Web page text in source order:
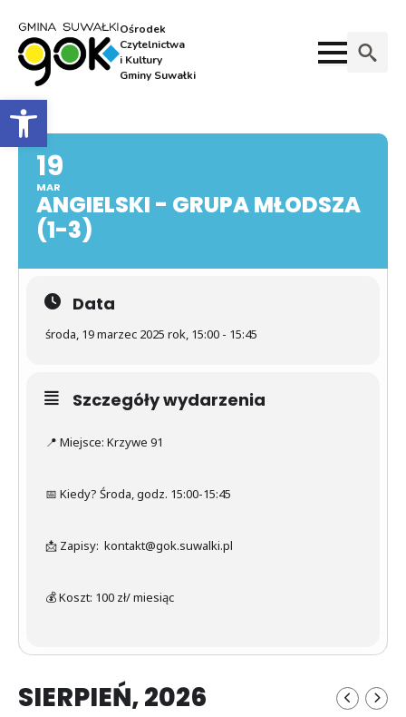
Otwórz pasek narzędzi
Ośrodek
Czytelnictwa
i Kultury
Gminy Suwałki
19
MAR
ANGIELSKI - GRUPA MŁODSZA
(1-3)
Data
środa, 19 marzec 2025 rok, 15:00 - 15:45
Szczegóły wydarzenia
📍 Miejsce: Krzywe 91
📅 Kiedy? Środa, godz. 15:00-15:45
📩 Zapisy: kontakt@gok.suwalki.pl
💰 Koszt: 100 zł/ miesiąc
SIERPIEŃ, 2026